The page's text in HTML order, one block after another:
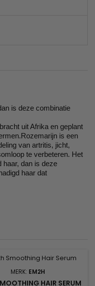
is deze combinatie
uit Afrika en geplant
Rozemarijn is een
van artritis, jicht,
te verbeteren. Het
haar, dan is deze
haar dat
MERK: EM2H
HAIR SERUM